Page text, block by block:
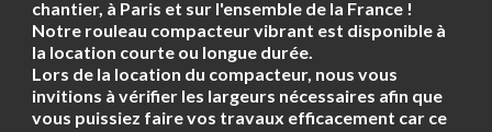
chantier, à Paris et sur l'ensemble de la France !
Notre rouleau compacteur vibrant est disponible à
la location courte ou longue durée.
Lors de la location du compacteur, nous vous
invitions à vérifier les largeurs nécessaires afin que
vous puissiez faire vos travaux efficacement car ce